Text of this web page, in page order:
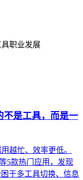
具职业发展
不是工具，而是一
越忙、效率更低。
5款热门应用，发现
于多工具切换、信息